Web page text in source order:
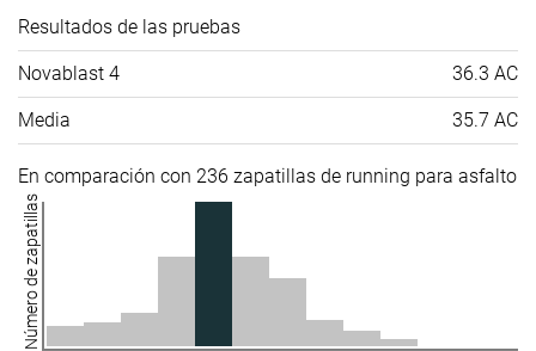
Resultados de las pruebas
Novablast 4 36.3 AC
Media 35.7 AC
En comparación con 236 zapatillas de running para asfalto
Número de zapatillas